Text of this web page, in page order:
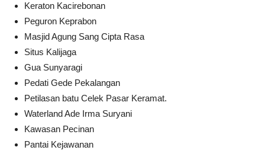
Keraton Kacirebonan
Peguron Keprabon
Masjid Agung Sang Cipta Rasa
Situs Kalijaga
Gua Sunyaragi
Pedati Gede Pekalangan
Petilasan batu Celek Pasar Keramat.
Waterland Ade Irma Suryani
Kawasan Pecinan
Pantai Kejawanan